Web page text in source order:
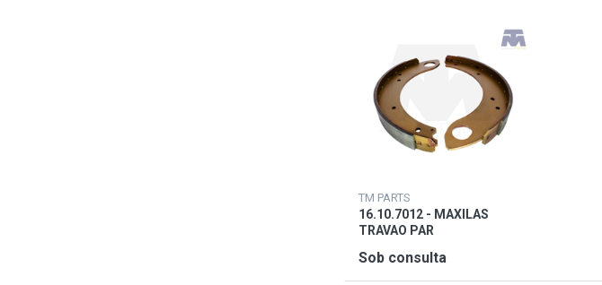
TM PARTS
16.10.7012 - MAXILAS
TRAVAO PAR
Sob consulta